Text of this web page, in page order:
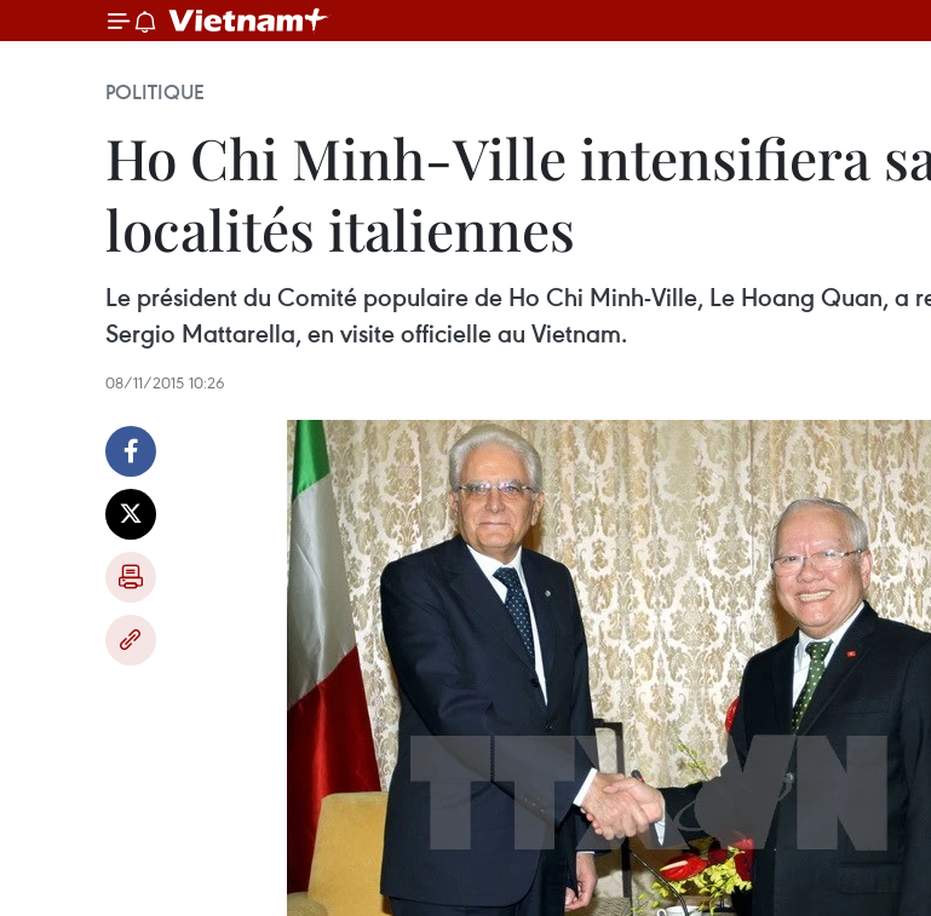
POLITIQUE
Ho Chi Minh-Ville intensifiera
localités italiennes
Le président du Comité populaire de Ho Chi Minh-Ville, Le Hoang Quan, a
Sergio Mattarella, en visite officielle au Vietnam.
08/11/2015 10:26